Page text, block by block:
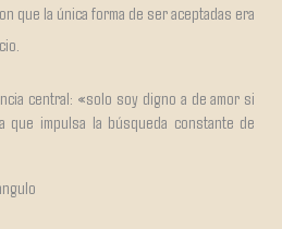
que la única forma de ser aceptadas era
central: «solo soy digno a de amor si
que impulsa la búsqueda constante de